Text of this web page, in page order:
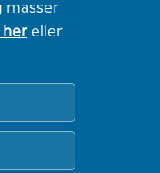
masser
hereller